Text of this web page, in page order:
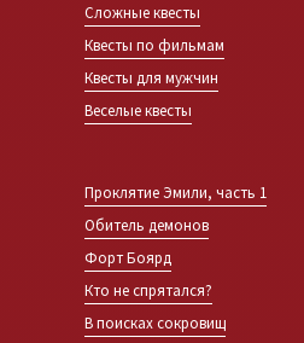
Сложные квесты
Квесты по фильмам
Квесты для мужчин
Веселые квесты
Проклятие Эмили, часть 1
Обитель демонов
Форт Боярд
Кто не спрятался?
В поисках сокровищ